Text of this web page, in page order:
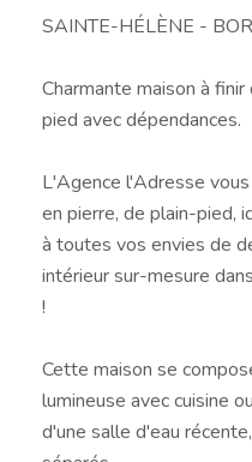
SAINTE-HÉLÈNE -
Charmante maison à
pied avec dépendances.
L'Agence l'Adresse
en pierre, de plain-pied,
à toutes vos envies de
intérieur sur-mesure
!
Cette maison se
lumineuse avec cuisine
d'une salle d'eau